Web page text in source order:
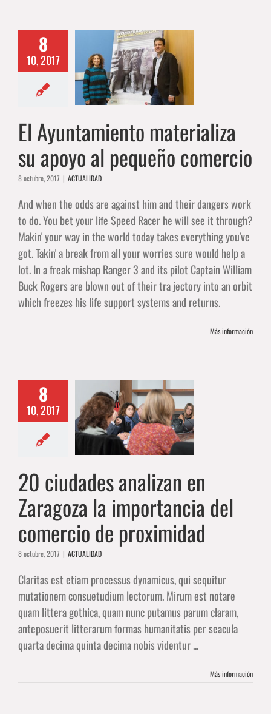
8
10, 2017
su apoyo
comercio
El Ayuntamiento materializa
su apoyo al pequeño comercio
8 octubre, 2017 | ACTUALIDAD
And when the odds are against him and their dangers work
to do. You bet your life Speed Racer he will see it through?
Makin' your way in the world today takes everything you've
got. Takin' a break from all your worries sure would help a
lot. In a freak mishap Ranger 3 and its pilot Captain William
Buck Rogers are blown out of their tra jectory into an orbit
which freezes his life support systems and returns.
Más información
8
10, 2017
analizan
la
del
de
20 ciudades analizan en
Zaragoza la importancia del
comercio de proximidad
8 octubre, 2017 | ACTUALIDAD
Claritas est etiam processus dynamicus, qui sequitur
mutationem consuetudium lectorum. Mirum est notare
quam littera gothica, quam nunc putamus parum claram,
anteposuerit litterarum formas humanitatis per seacula
quarta decima quinta decima nobis videntur ...
Más información